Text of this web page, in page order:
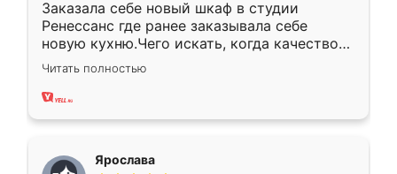
Заказала себе новый шкаф в студии
Ренессанс где ранее заказывала себе
новую кухню.Чего искать, когда качеством
вполне довольна. Служит кухня уже почти
два года, нареканий нет.
Читать полностью
Ярослава